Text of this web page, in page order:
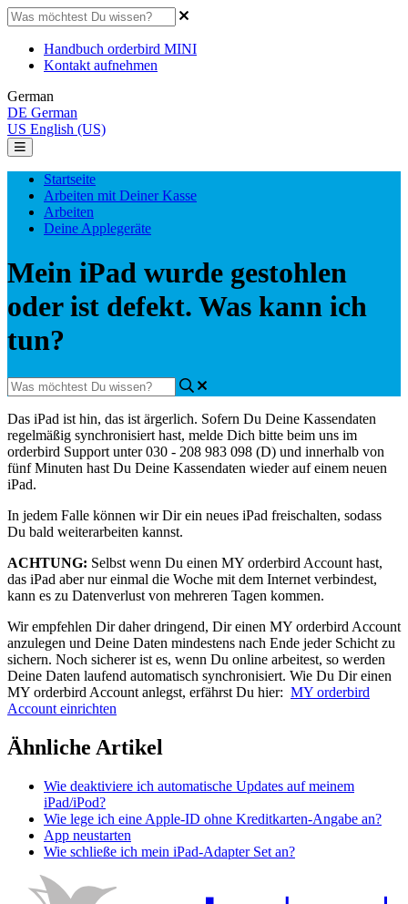
Handbuch orderbird MINI
Kontakt aufnehmen
German
DE German
US English (US)
Startseite
Arbeiten mit Deiner Kasse
Arbeiten
Deine Applegeräte
Mein iPad wurde gestohlen
oder ist defekt. Was kann ich
tun?
Das iPad ist hin, das ist ärgerlich. Sofern Du Deine Kassendaten
regelmäßig synchronisiert hast, melde Dich bitte beim uns im
orderbird Support unter 030 - 208 983 098 (D) und innerhalb von
fünf Minuten hast Du Deine Kassendaten wieder auf einem neuen
iPad.
In jedem Falle können wir Dir ein neues iPad freischalten, sodass
Du bald weiterarbeiten kannst.
ACHTUNG: Selbst wenn Du einen MY orderbird Account hast,
das iPad aber nur einmal die Woche mit dem Internet verbindest,
kann es zu Datenverlust von mehreren Tagen kommen.
Wir empfehlen Dir daher dringend, Dir einen MY orderbird Account
anzulegen und Deine Daten mindestens nach Ende jeder Schicht zu
sichern. Noch sicherer ist es, wenn Du online arbeitest, so werden
Deine Daten laufend automatisch synchronisiert. Wie Du Dir einen
MY orderbird Account anlegst, erfährst Du hier: MY orderbird
Account einrichten
Ähnliche Artikel
Wie deaktiviere ich automatische Updates auf meinem
iPad/iPod?
Wie lege ich eine Apple-ID ohne Kreditkarten-Angabe an?
App neustarten
Wie schließe ich mein iPad-Adapter Set an?